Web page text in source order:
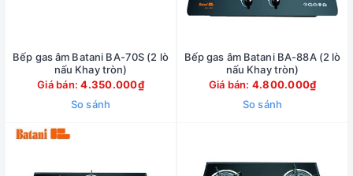
Bếp gas âm Batani BA-70S (2 lò
nấu Khay tròn)
Giá bán:4.350.000₫
So sánh
Bếp gas âm Batani BA-88A (2 lò
nấu Khay tròn)
Giá bán: 4.800.000₫
So sánh